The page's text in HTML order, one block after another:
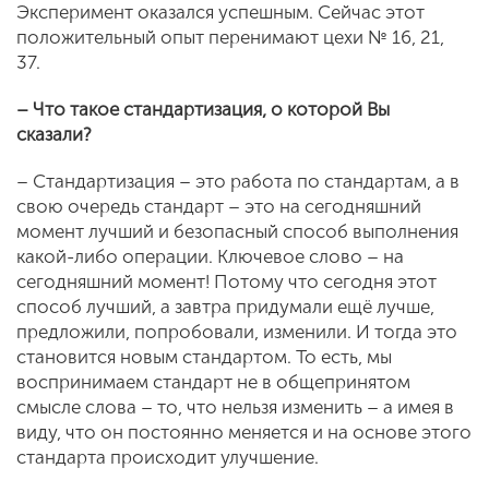
Эксперимент оказался успешным. Сейчас этот
положительный опыт перенимают цехи № 16, 21,
37.
– Что такое стандартизация, о которой Вы
сказали?
– Стандартизация – это работа по стандартам, а в
свою очередь стандарт – это на сегодняшний
момент лучший и безопасный способ выполнения
какой-либо операции. Ключевое слово – на
сегодняшний момент! Потому что сегодня этот
способ лучший, а завтра придумали ещё лучше,
предложили, попробовали, изменили. И тогда это
становится новым стандартом. То есть, мы
воспринимаем стандарт не в общепринятом
смысле слова – то, что нельзя изменить – а имея в
виду, что он постоянно меняется и на основе этого
стандарта происходит улучшение.